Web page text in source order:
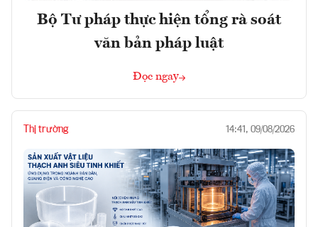
Bộ Tư pháp thực hiện tổng rà soát
văn bản pháp luật
Đọc ngay
Thị trường 14:41, 09/08/2026